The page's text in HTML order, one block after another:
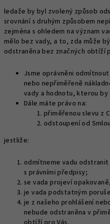
ledaže by byl zvolený způsob
srovnání s druhým způsobem
zejména s ohledem na význam
mělo bez vady, a to, zda může
odstraněna bez značných obtíží
Jsme oprávněni
nebo nepřiměřeně
vady a hodnotu, kterou by
Dále máte právo na:
přiměřenou slevu z
odstoupení od
jestliže:
odmítneme vadu
s právními předpisy;
se vada projeví opakovaně,
je vada podstatným
je z našeho prohlášení
nebude odstraněna v